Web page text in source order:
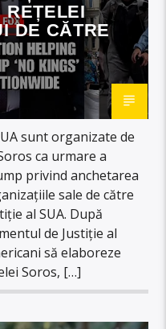
REȚELEI
DE CĂTRE
sunt organizate de
ca urmare a
privind anchetarea
sale de către
al SUA. După
de Justiție al
să elaboreze
Soros, […]